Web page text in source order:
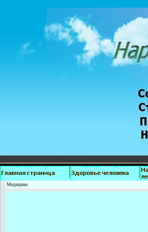
Медицина